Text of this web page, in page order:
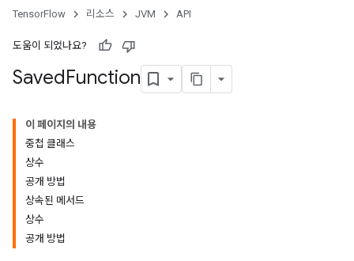
TensorFlow 리소스 JVM API
도움이 되었나요?
SavedFunction
이 페이지의 내용
중첩 클래스
상수
공개 방법
상속된 메서드
상수
공개 방법